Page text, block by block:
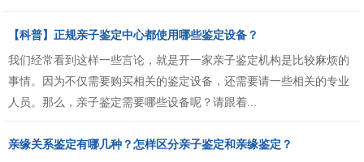
【科普】正规亲子鉴定中心都使用哪些鉴定设备？
我们经常看到这样一些言论，就是开一家亲子鉴定机构是比较麻烦的
事情。因为不仅需要购买相关的鉴定设备，还需要请一些相关的专业
人员。那么，亲子鉴定需要哪些设备呢？请跟着...
亲缘关系鉴定有哪几种？怎样区分亲子鉴定和亲缘鉴定？